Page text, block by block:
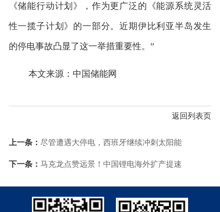
《储能行动计划》，作为更广泛的《能源系统灵活
性一揽子计划》的一部分。近期伊比利亚半岛发生
的停电事故凸显了这一举措重要性。”
本文来源：中国储能网
返回列表页
上一条： 尽管遭遇大停电，西班牙继续冲刺太阳能
下一条： 马克龙点赞远景！中国锂电海外扩产提速